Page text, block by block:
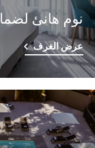
نوم هانئ
عرض الغرف